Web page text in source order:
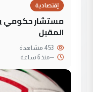
إقتصادية
مستشار حكومي
المقبل
--منذ 6 ساعة